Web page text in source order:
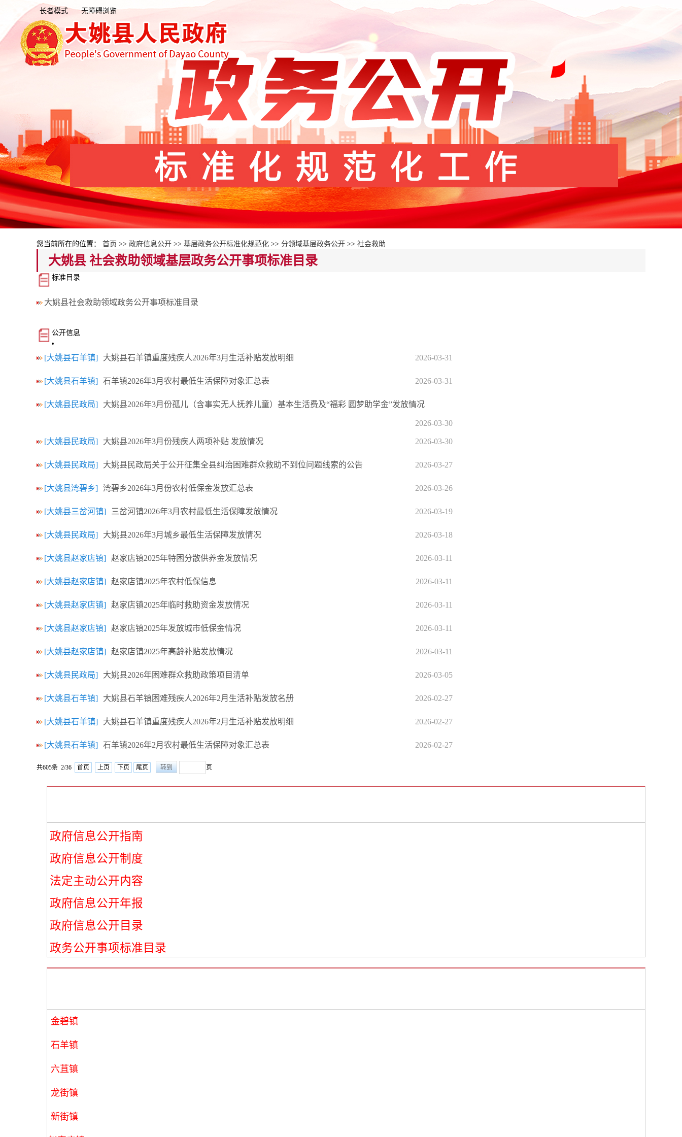
无障碍浏览
长者模式
您当前所在的位置： 首页 >> 政府信息公开 >> 基层政务公开标准化规范化 >> 分领域基层政务公开 >> 社会救助
大姚县 社会救助领域基层政务公开事项标准目录
标准目录
大姚县社会救助领域政务公开事项标准目录
公开信息
[大姚县石羊镇] 大姚县石羊镇重度残疾人2026年3月生活补贴发放明细 2026-03-31
[大姚县石羊镇] 石羊镇2026年3月农村最低生活保障对象汇总表 2026-03-31
[大姚县民政局] 大姚县2026年3月份孤儿（含事实无人抚养儿童）基本生活费及“福彩 圆梦助学金”发放情况
2026-03-30
[大姚县民政局] 大姚县2026年3月份残疾人两项补贴 发放情况 2026-03-30
[大姚县民政局] 大姚县民政局关于公开征集全县纠治困难群众救助不到位问题线索的公告 2026-03-27
[大姚县湾碧乡] 湾碧乡2026年3月份农村低保金发放汇总表 2026-03-26
[大姚县三岔河镇] 三岔河镇2026年3月农村最低生活保障发放情况 2026-03-19
[大姚县民政局] 大姚县2026年3月城乡最低生活保障发放情况 2026-03-18
[大姚县赵家店镇] 赵家店镇2025年特困分散供养金发放情况 2026-03-11
[大姚县赵家店镇] 赵家店镇2025年农村低保信息 2026-03-11
[大姚县赵家店镇] 赵家店镇2025年临时救助资金发放情况 2026-03-11
[大姚县赵家店镇] 赵家店镇2025年发放城市低保金情况 2026-03-11
[大姚县赵家店镇] 赵家店镇2025年高龄补贴发放情况 2026-03-11
[大姚县民政局] 大姚县2026年困难群众救助政策项目清单 2026-03-05
[大姚县石羊镇] 大姚县石羊镇困难残疾人2026年2月生活补贴发放名册 2026-02-27
[大姚县石羊镇] 大姚县石羊镇重度残疾人2026年2月生活补贴发放明细 2026-02-27
[大姚县石羊镇] 石羊镇2026年2月农村最低生活保障对象汇总表 2026-02-27
共605条 2/36 首页 上页 下页 尾页 页
政府信息公开指南
政府信息公开制度
法定主动公开内容
政府信息公开年报
政府信息公开目录
政务公开事项标准目录
金碧镇
石羊镇
六苴镇
龙街镇
新街镇